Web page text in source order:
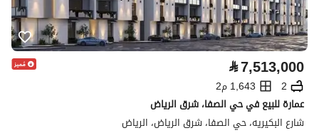
⃁7,513,000
2
1,643 م2
عمارة للبيع في حي الصفا، شرق الرياض
شارع البكيريه، حي الصفا، شرق الرياض، الرياض